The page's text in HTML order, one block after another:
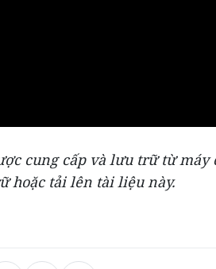
cung cấp và lưu trữ từ máy
hoặc tải lên tài liệu này.